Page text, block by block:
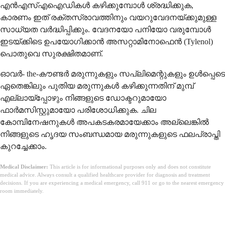
എൻ‌എസ്‌എ‌ഐ‌ഡികൾ കഴിക്കുമ്പോൾ ശ്രദ്ധിക്കുക,
കാരണം ഇത് രക്തസ്രാവത്തിനും വയറുവേദനയ്ക്കുമുള്ള
സാധ്യത വർദ്ധിപ്പിക്കും. വേദനയോ പനിയോ വരുമ്പോൾ
ഇടയ്ക്കിടെ ഉപയോഗിക്കാൻ അസറ്റാമിനോഫെൻ (Tylenol)
പൊതുവെ സുരക്ഷിതമാണ്.
ഓവർ- the-കൗണ്ടർ മരുന്നുകളും സപ്ലിമെന്റുകളും ഉൾപ്പെടെ
ഏതെങ്കിലും പുതിയ മരുന്നുകൾ കഴിക്കുന്നതിന് മുമ്പ്
എല്ലായ്പ്പോഴും നിങ്ങളുടെ ഡോക്ടറുമായോ
ഫാർമസിസ്റ്റുമായോ പരിശോധിക്കുക. ചില
കോമ്പിനേഷനുകൾ അപകടകരമായേക്കാം അല്ലെങ്കിൽ
നിങ്ങളുടെ ഹൃദയ സംബന്ധമായ മരുന്നുകളുടെ ഫലപ്രാപ്തി
കുറച്ചേക്കാം.
Medical Disclaimer: This article is for informational purposes only and does not constitute
medical advice. Always consult a qualified healthcare provider for diagnosis and treatment
decisions. If you are experiencing a medical emergency, call 911 or go to the nearest emergency
room immediately.